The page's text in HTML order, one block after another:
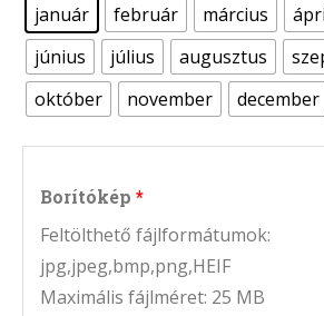
január
február március
június
július augusztus
október
november december
Borítókép
Feltölthető fájlformátumok:
jpg,jpeg,bmp,png,HEIF
Maximális fájlméret: 25 MB